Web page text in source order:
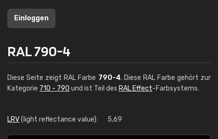
Einloggen
RAL 790-4
Diese Seite zeigt RAL Farbe 790-4. Diese RAL Farbe gehört zur
Kategorie 710 - 790 und ist Teil des RAL Effect-Farbsystems.
LRV(light reflectance value): 5,69